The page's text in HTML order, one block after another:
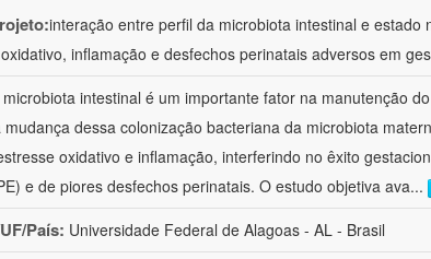
interação entre perfil da microbiota intestinal e
inflamação e desfechos perinatais adversos em
microbiota intestinal é um importante fator na manutenção
dessa colonização bacteriana da microbiota
oxidativo e inflamação, interferindo no êxito
e de piores desfechos perinatais. O estudo objetiva ava...
País: Universidade Federal de Alagoas - AL - Brasil